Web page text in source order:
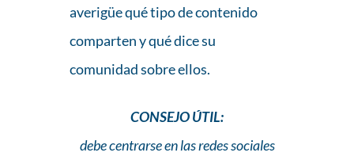
averigüe qué tipo de contenido
comparten y qué dice su
comunidad sobre ellos.
CONSEJO ÚTIL:
debe centrarse en las redes sociales